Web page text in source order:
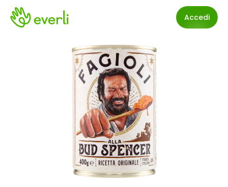
Accedi